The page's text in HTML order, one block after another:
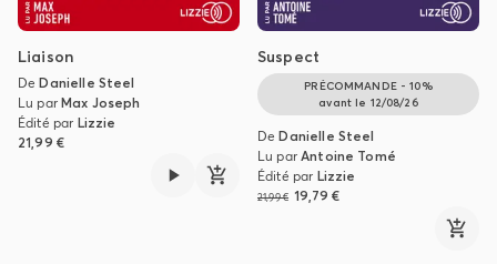
Liaison
DeDanielle Steel
Lu parMax Joseph
Édité par Lizzie
21,99 €
Suspect
PRÉCOMMANDE - 10%
avant le 12/08/26
DeDanielle Steel
Lu parAntoine Tomé
Édité par Lizzie
21,99 € 19,79 €